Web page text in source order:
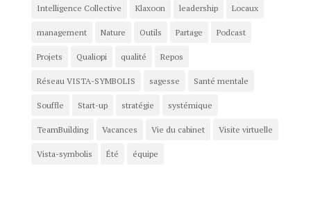
Intelligence Collective Klaxoon leadership Locaux
management Nature Outils Partage Podcast
Projets Qualiopi qualité Repos
Réseau VISTA-SYMBOLIS sagesse Santé mentale
Souffle Start-up stratégie systémique
TeamBuilding Vacances Vie du cabinet Visite virtuelle
Vista-symbolis Été équipe